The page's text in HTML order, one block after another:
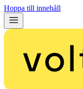
Hoppa till innehåll